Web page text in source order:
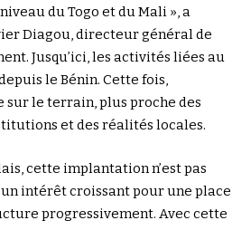
du Togo et du Mali », a
Diagou, directeur général de
Jusqu’ici, les activités liées au
le Bénin. Cette fois,
sur le terrain, plus proche des
et des réalités locales.
cette implantation n’est pas
intérêt croissant pour une place
progressivement. Avec cette